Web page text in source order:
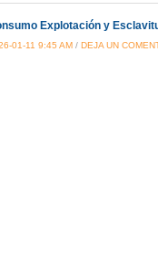
Explotación y
01-11 9:45 AM / DEJA UN